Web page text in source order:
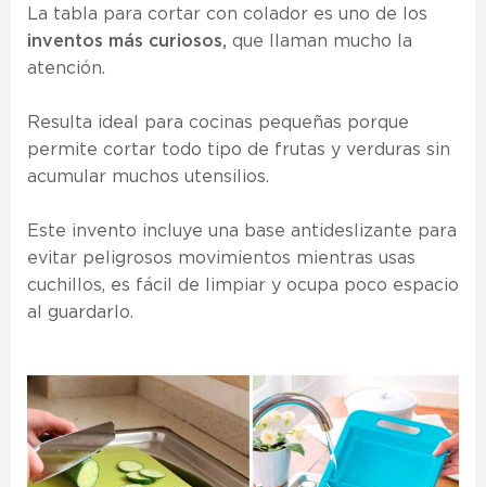
La tabla para cortar con colador es uno de los
inventos más curiosos, que llaman mucho la
atención.
Resulta ideal para cocinas pequeñas porque
permite cortar todo tipo de frutas y verduras sin
acumular muchos utensilios.
Este invento incluye una base antideslizante para
evitar peligrosos movimientos mientras usas
cuchillos, es fácil de limpiar y ocupa poco espacio
al guardarlo.